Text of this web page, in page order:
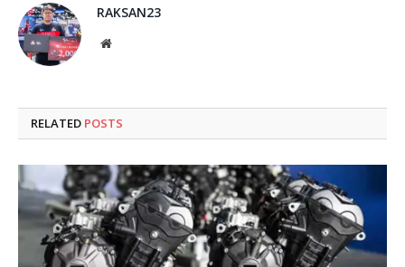
RAKSAN23
Website
RELATED POSTS